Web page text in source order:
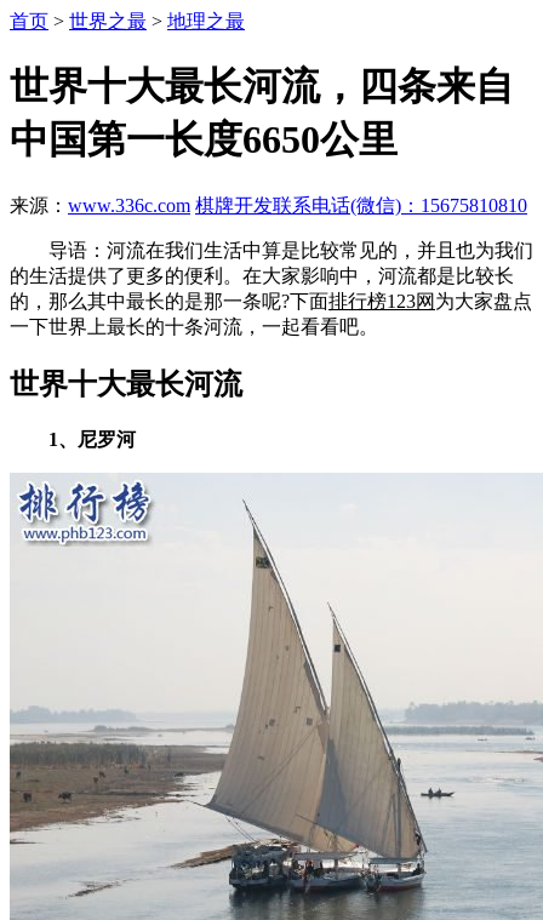
首页 > 世界之最 > 地理之最
世界十大最长河流，四条来自
中国第一长度6650公里
来源： www.336c.com 棋牌开发联系电话(微信)：15675810810
导语：河流在我们生活中算是比较常见的，并且也为我们
的生活提供了更多的便利。在大家影响中，河流都是比较长
的，那么其中最长的是那一条呢?下面排行榜123网 为大家盘点
一下世界上最长的十条河流，一起看看吧。
世界十大最长河流
1、尼罗河